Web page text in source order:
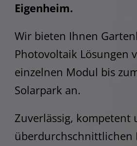
Eigenheim.
Wir bieten Ihnen
Photovoltaik Lösungen
einzelnen Modul bis
Solarpark an.
Zuverlässig, kompetent
überdurchschnittlichen